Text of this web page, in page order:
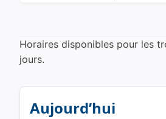
Horaires disponibles pour les
jours.
Aujourd’hui